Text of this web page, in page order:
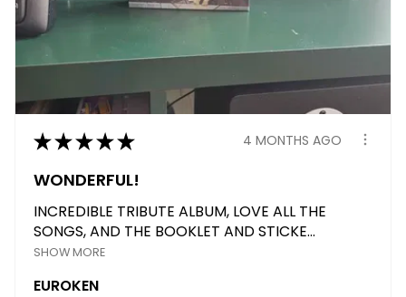
★★★★★ 4 MONTHS AGO
WONDERFUL!
INCREDIBLE TRIBUTE ALBUM, LOVE ALL THE
SONGS, AND THE BOOKLET AND STICKE...
SHOW MORE
EUROKEN